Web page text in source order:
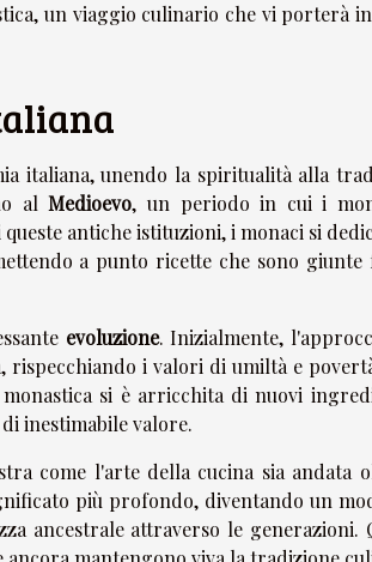
un viaggio culinario che vi porterà
italiana, unendo la spiritualità alla
alMedioevo, un periodo in cui i
antiche istituzioni, i monaci si
a punto ricette che sono giunte
evoluzione. Inizialmente,
rispecchiando i valori di umiltà e
si è arricchita di nuovi
inestimabile valore.
come l'arte della cucina sia andata
più profondo, diventando un
ancestrale attraverso le generazioni.